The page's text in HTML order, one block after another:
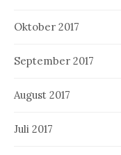
Oktober 2017
September 2017
August 2017
Juli 2017